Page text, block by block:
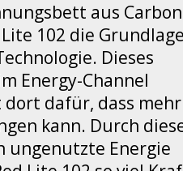
aus Carbon
102 die
Dieses
Energy-Channel
dafür, dass mehr
kann. Durch
ungenutzte Energie